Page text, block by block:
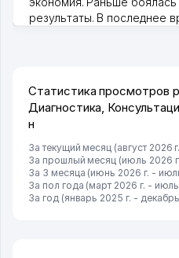
результаты. В последнее
Статистика просмотров
Диагностика,
н
За текущий месяц (август 2026
За прошлый месяц (июль 2026
За 3 месяца (июнь 2026 г. -
За пол года (март 2026 г. -
За год (январь 2025 г. -